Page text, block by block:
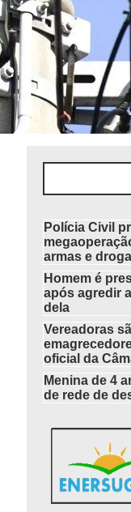
Polícia Civil
armas e
Homem é
após agredir
dela
Vereadoras
oficial da
Menina de 4
de rede de